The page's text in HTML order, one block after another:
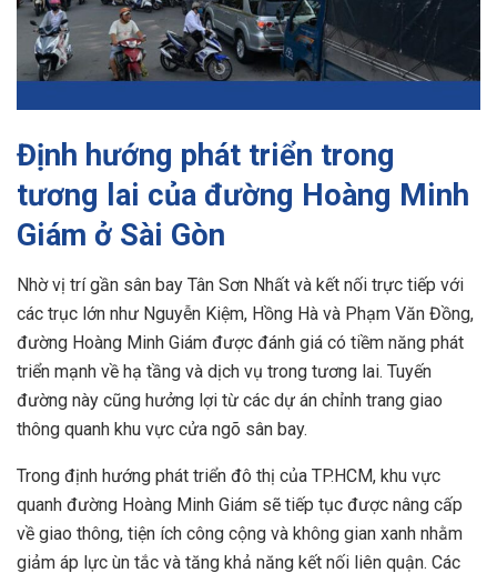
Định hướng phát triển trong
tương lai của đường Hoàng Minh
Giám ở Sài Gòn
Nhờ vị trí gần sân bay Tân Sơn Nhất và kết nối trực tiếp với
các trục lớn như Nguyễn Kiệm, Hồng Hà và Phạm Văn Đồng,
đường Hoàng Minh Giám được đánh giá có tiềm năng phát
triển mạnh về hạ tầng và dịch vụ trong tương lai. Tuyến
đường này cũng hưởng lợi từ các dự án chỉnh trang giao
thông quanh khu vực cửa ngõ sân bay.
Trong định hướng phát triển đô thị của TP.HCM, khu vực
quanh đường Hoàng Minh Giám sẽ tiếp tục được nâng cấp
về giao thông, tiện ích công cộng và không gian xanh nhằm
giảm áp lực ùn tắc và tăng khả năng kết nối liên quận. Các